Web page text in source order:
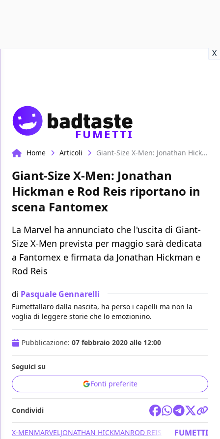
X
FUMETTI
Home Articoli Giant-Size X-Men: Jonathan Hickman e Rod Reis riportano in scena Fantomex
Giant-Size X-Men: Jonathan
Hickman e Rod Reis riportano in
scena Fantomex
La Marvel ha annunciato che l'uscita di Giant-
Size X-Men prevista per maggio sarà dedicata
a Fantomex e firmata da Jonathan Hickman e
Rod Reis
di Pasquale Gennarelli
Fumettallaro dalla nascita, ha perso i capelli ma non la
voglia di leggere storie che lo emozionino.
Pubblicazione: 07 febbraio 2020 alle 12:00
Seguici su
Fonti preferite
Condividi
X-MENMARVELJONATHAN HICKMANROD REIS FUMETTI